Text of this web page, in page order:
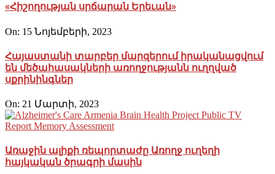
«Հիշողության սրճարան Երեւան»
On: 15 Նոյեմբերի, 2023
Հայաստանի տարբեր մարզերում իրականացվում
են մեծահասակների առողջությանն ուղղված
սքրինինգներ
On: 21 Մարտի, 2023
Առաջին ալիքի ռեպորտաժը Առողջ ուղեղի
հայկական ծրագրի մասին